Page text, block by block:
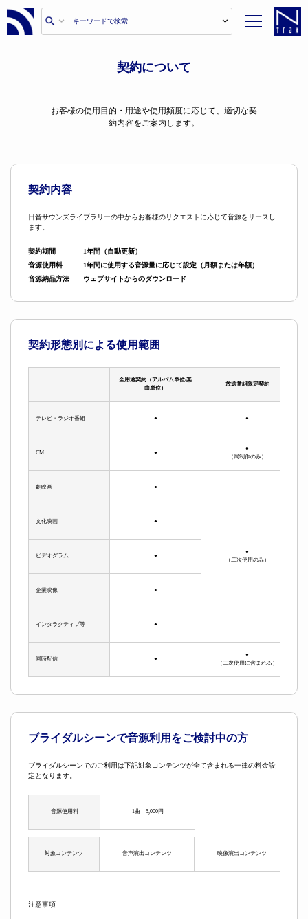
契約について
お客様の使用目的・用途や使用頻度に応じて、適切な契
約内容をご案内します。
契約内容
日音サウンズライブラリーの中からお客様のリクエストに応じて音源をリースし
ます。
契約期間
1年間（自動更新）
音源使用料
1年間に使用する音源量に応じて設定（月額または年額）
音源納品方法
ウェブサイトからのダウンロード
契約形態別による使用範囲
全用途契約（アルバム単位/楽
曲単位）
放送番組限定契約
テレビ・ラジオ番組 ● ●
CM ●
●
（局制作のみ）
劇映画 ●
●
（二次使用のみ）
文化映画 ●
ビデオグラム ●
企業映像 ●
インタラクティブ等 ●
同時配信 ●
●
（二次使用に含まれる）
ブライダルシーンで音源利用をご検討中の方
ブライダルシーンでのご利用は下記対象コンテンツが全て含まれる一律の料金設
定となります。
音源使用料 1曲 5,000円
対象コンテンツ 音声演出コンテンツ 映像演出コンテンツ
注意事項